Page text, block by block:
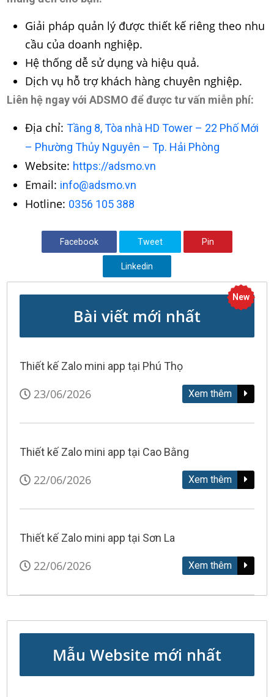
Giải pháp quản lý được thiết kế riêng theo nhu
cầu của doanh nghiệp.
Hệ thống dễ sử dụng và hiệu quả.
Dịch vụ hỗ trợ khách hàng chuyên nghiệp.
Liên hệ ngay với ADSMO để được tư vấn miễn phí:
Địa chỉ:Tầng 8, Tòa nhà HD Tower – 22 Phố Mới
– Phường Thủy Nguyên – Tp. Hải Phòng
Website: https://adsmo.vn
Email: info@adsmo.vn
Hotline: 0356 105 388
Facebook Tweet Pin
Linkedin
Bài viết mới nhất
New
Thiết kế Zalo mini app tại Phú Thọ
23/06/2026 Xem thêm
Thiết kế Zalo mini app tại Cao Bằng
22/06/2026 Xem thêm
Thiết kế Zalo mini app tại Sơn La
22/06/2026 Xem thêm
Mẫu Website mới nhất